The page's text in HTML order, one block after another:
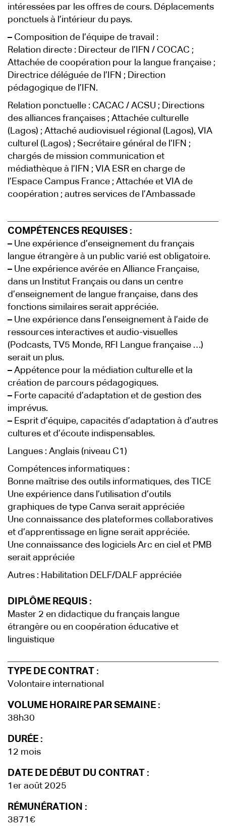
intéressées par les offres de cours. Déplacements
ponctuels à l’intérieur du pays.
– Composition de l’équipe de travail :
Relation directe : Directeur de l’IFN / COCAC ;
Attachée de coopération pour la langue française ;
Directrice déléguée de l’IFN ; Direction
pédagogique de l’IFN.
Relation ponctuelle : CACAC / ACSU ; Directions
des alliances françaises ; Attachée culturelle
(Lagos) ; Attaché audiovisuel régional (Lagos), VIA
culturel (Lagos) ; Secrétaire général de l’IFN ;
chargés de mission communication et
médiathèque à l’IFN ; VIA ESR en charge de
l’Espace Campus France ; Attachée et VIA de
coopération ; autres services de l’Ambassade
COMPÉTENCES REQUISES :
– Une expérience d’enseignement du français
langue étrangère à un public varié est obligatoire.
– Une expérience avérée en Alliance Française,
dans un Institut Français ou dans un centre
d’enseignement de langue française, dans des
fonctions similaires serait appréciée.
– Une expérience dans l’enseignement à l’aide de
ressources interactives et audio-visuelles
(Podcasts, TV5 Monde, RFI Langue française …)
serait un plus.
– Appétence pour la médiation culturelle et la
création de parcours pédagogiques.
– Forte capacité d’adaptation et de gestion des
imprévus.
– Esprit d’équipe, capacités d’adaptation à d’autres
cultures et d’écoute indispensables.
Langues : Anglais (niveau C1)
Compétences informatiques :
Bonne maîtrise des outils informatiques, des TICE
Une expérience dans l’utilisation d’outils
graphiques de type Canva serait appréciée
Une connaissance des plateformes collaboratives
et d’apprentissage en ligne serait appréciée.
Une connaissance des logiciels Arc en ciel et PMB
serait appréciée
Autres : Habilitation DELF/DALF appréciée
DIPLÔME REQUIS :
Master 2 en didactique du français langue
étrangère ou en coopération éducative et
linguistique
TYPE DE CONTRAT :
Volontaire international
VOLUME HORAIRE PAR SEMAINE :
38h30
DURÉE :
12 mois
DATE DE DÉBUT DU CONTRAT :
1er août 2025
RÉMUNÉRATION :
3871€